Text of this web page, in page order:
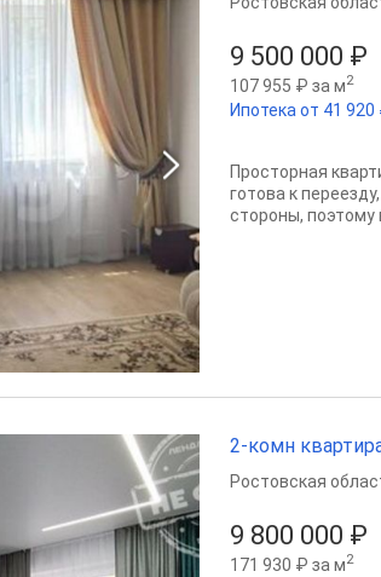
9 500 000 ₽
107 955 ₽ за м2
Ипотека от 41
Просторная
готова к
стороны, поэтому
2-комн
9 800 000 ₽
171 930 ₽ за м2
Ростовская